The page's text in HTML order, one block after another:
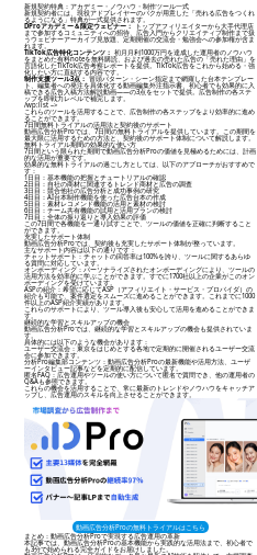
新規契約特典：アカデミー・ノウハウ・制作ツール一式
新規契約者には、現役アドプレイヤーのパクが用意した「売れる広告をつくれ
るようになる」特典が一式提供されます。
DProアカデミー＆限定ウェビナー：トップアフィリエイターから大手代理店
まで参加するコミュニティへの招待、広告入門からクリエイティブ制作まで扱
うウェビナーアーカイブ見放題、定期開催の交流会・勉強会への参加権が含ま
れます。
TikTok広告特化コンテンツ： 初月月利1000万円を達成した運用者のノウハウ
をまとめた有料noteを無料購読、および過去の売れた広告の「売れた理由」を
言語化したTikTok広告考察レポートを提供。TikTok広告をこれから始める・強
化したい方に直結する内容です。
制作支援ツール3点：冒頭パターン・シーン指定まで網羅した台本テンプレー
ト、編集者への発注を具体化する動画編集外注指示書、初心者でも効果的に入
稿できる広告入稿方法解説動画——の3点をセットで提供。広告制作の各ステ
ップを即戦力レベルで補完します。
/wp:list –>
これらのツールを活用することで、広告制作の各ステップをより効率的に進め
ることができます。
7日間無料トライアルの活用法と契約後のサポート
動画広告分析Proでは、7日間の無料トライアルを提供しています。この期間を
最大限に活用するための方法と、契約後のサポート体制について解説します。
無料トライアル期間の効果的な使い方
7日間という限られた期間で動画広告分析Proの価値を見極めるためには、計画
的な活用が重要です。
効果的な無料トライアルの過ごし方としては、以下のアプローチがおすすめで
す：
1日目：基本機能の把握とチュートリアルの確認
2日目：自社の商材に関連するトレンド商材と広告の調査
3日目：競合他社の広告分析と成功事例の研究
4日目：AI台本制作機能を使った広告台本の作成
5日目：素材レコメンド機能の活用と素材の検討
6日目：チーム共有機能の試用と活用プランの検討
7日目：全体の振り返りと導入効果の評価
この7日間で各機能を一通り試すことで、ツールの価値を正確に判断すること
ができます。
充実したサポート体制
動画広告分析Proでは、契約後も充実したサポート体制が整っています。
主なサポート内容は以下の通りです：
チャットサポート：チャットの回答率は100%を誇り、ツールに関するあらゆ
る質問に対応しています。
オンボーディング：パーソナライズされたオンボーディングにより、ツールの
活用方法を効率的に学ぶことができます。すでに1700社以上の企業がこのオン
ボーディングを受けています。
ASPの紹介：希望に応じてASP（アフィリエイト・サービス・プロバイダ）の
紹介も可能で、案件選定をスムーズに進めることができます。これまでに1000
件以上のASP紹介実績があります。
これらのサポートにより、ツール導入後も安心して活用を進めることができま
す。
継続的な学習とスキルアップの機会
動画広告分析Proでは、継続的な学習とスキルアップの機会も提供されていま
す。
具体的には以下のような機会があります：
ユーザー交流会：東京をはじめとする各地で定期的に開催されるユーザー交流
会に参加できます。
分析Pro編集部コンテンツ：動画広告分析Proの最新機能や活用方法、ユーザ
ーインタビュー記事などを定期的に配信しています。
匿名FAQ：広告運用やツールの使い方について匿名で質問でき、他の運用者の
Q&Aも参照できます。
これらの機会を活用することで、常に最新のトレンドやノウハウをキャッチア
ップし、広告運用のスキルを向上させることができます。
動画広告分析Proの無料トライアルはこちら
まとめ：動画広告分析Proで実現する広告運用の革新
本記事では、動画広告分析Proの基本機能から実践的な活用法まで、初心者で
も3分で始められる完全ガイドをお届けしました。